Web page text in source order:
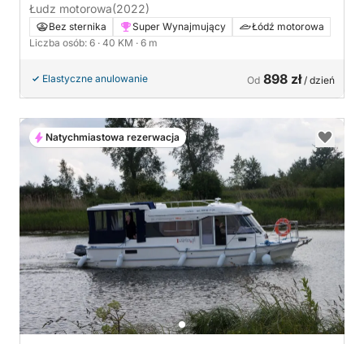
Łudz motorowa(2022)
Bez sternika Super Wynajmujący
Łódź motorowa
Liczba osób: 6 · 40 KM · 6 m
Elastyczne anulowanie Od 898 zł/ dzień
Natychmiastowa rezerwacja